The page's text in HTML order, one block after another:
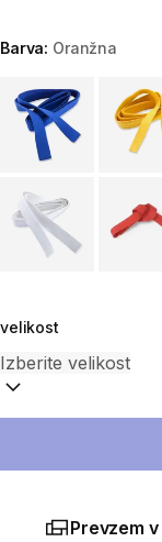
Barva: Oranžna
Choose a variant
velikost
Prevzem